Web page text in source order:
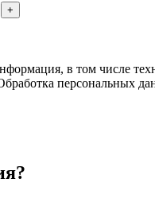
в том числе
персональных